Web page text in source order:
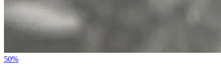
50%